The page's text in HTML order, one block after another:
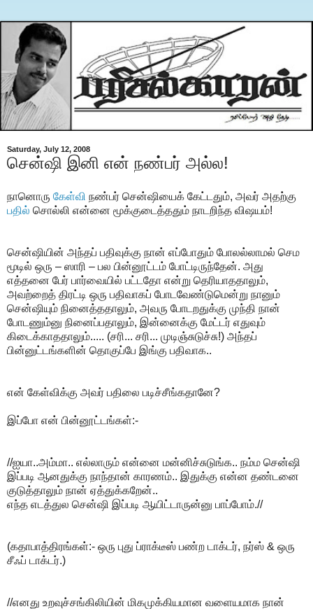
Saturday, July 12, 2008
சென்ஷி இனி என் நண்பர் அல்ல!
நானொரு கேள்வி நண்பர் சென்ஷியைக் கேட்டதும், அவர் அதற்கு
பதில் சொல்லி என்னை மூக்குடைத்ததும் நாடறிந்த விஷயம்!
சென்ஷியின் அந்தப் பதிவுக்கு நான் எப்போதும் போலல்லாமல் செம
மூடில் ஒரு – ஸாரி – பல பின்னூட்டம் போட்டிருந்தேன். அது
எத்தனை பேர் பார்வையில் பட்டதோ என்று தெரியாததாலும்,
அவற்றைத் திரட்டி ஒரு பதிவாகப் போடவேண்டுமென்று நானும்
சென்ஷியும் நினைத்ததாலும், அவரு போடறதுக்கு முந்தி நான்
போடணும்னு நினைப்பதாலும், இன்னைக்கு மேட்டர் எதுவும்
கிடைக்காததாலும்..... (சரி... சரி... முடிஞ்சுடுச்சு!) அந்தப்
பின்னுட்டங்களின் தொகுப்பே இங்கு பதிவாக..
என் கேள்விக்கு அவர் பதிலை படிச்சீங்கதானே?
இப்போ என் பின்னூட்டங்கள்:-
//ஐயா..அம்மா.. எல்லாரும் என்னை மன்னிச்சுடுங்க.. நம்ம சென்ஷி
இப்படி ஆனதுக்கு நாந்தான் காரணம்.. இதுக்கு என்ன தண்டனை
குடுத்தாலும் நான் ஏத்துக்கறேன்..
எந்த எடத்துல சென்ஷி இப்படி ஆயிட்டாருன்னு பாப்போம்.//
(கதாபாத்திரங்கள்:- ஒரு புது ப்ராக்டீஸ் பண்ற டாக்டர், நர்ஸ் & ஒரு
சீஃப் டாக்டர்.)
//எனது உறவுச்சங்கிலியின் மிகமுக்கியமான வளையமாக நான்